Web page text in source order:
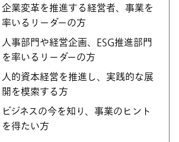
企業変革を推進する経営者、事業を
率いるリーダーの方
人事部門や経営企画、ESG推進部門
を率いるリーダーの方
人的資本経営を推進し、実践的な展
開を模索する方
ビジネスの今を知り、事業のヒント
を得たい方